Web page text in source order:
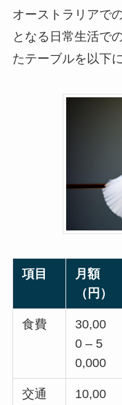
オーストラリアで
となる日常生活で
たテーブルを以下
項目
月額
（円）
食費
30,00
0 – 5
0,000
交通
10,00